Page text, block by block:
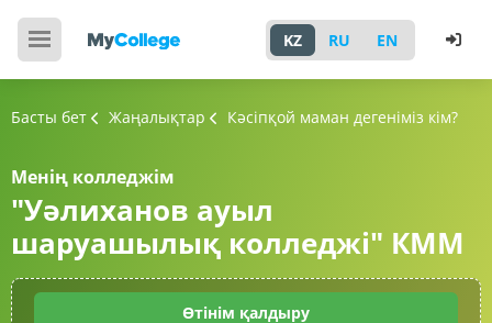
KZ RU EN
Басты бет Жаңалықтар Кәсіпқой маман дегеніміз кім?
Менің колледжім
"Уәлиханов ауыл
шаруашылық колледжі" КММ
Өтінім қалдыру